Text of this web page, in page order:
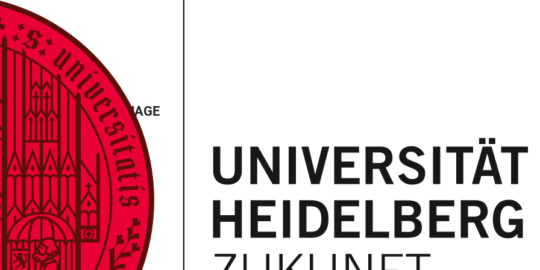
CONTEXT OF LANGUAGE